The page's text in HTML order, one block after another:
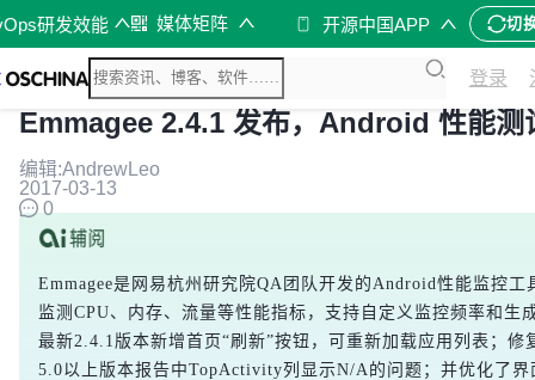
研发效能 媒体矩阵 开源中国APP 切
登录
Emmagee 2.4.1 发布，Android 性能测
编辑:AndrewLeo
2017-03-13
0
Emmagee是网易杭州研究院QA团队开发的Android性能监控工
监测CPU、内存、流量等性能指标，支持自定义监控频率和生
最新2.4.1版本新增首页“刷新”按钮，可重新加载应用列表；修
5.0以上版本报告中TopActivity列显示N/A的问题；并优化了界